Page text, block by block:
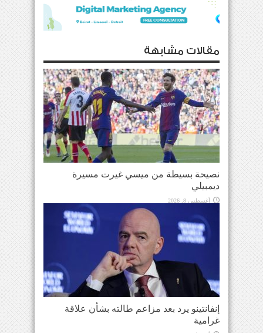
مقالات مشابهة
نصيحة بسيطة من ميسي غيرت مسيرة
ديمبيلي
أغسطس 8, 2026
إنفانتينو يرد بعد مزاعم طالته بشأن علاقة
غرامية